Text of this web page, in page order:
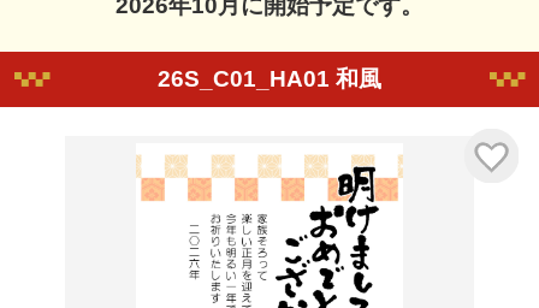
2026年10月に開始予定です。
26S_C01_HA01 和風